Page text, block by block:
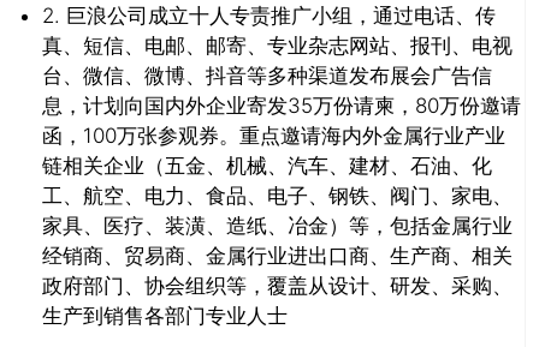
2. 巨浪公司成立十人专责推广小组，通过电话、传
真、短信、电邮、邮寄、专业杂志网站、报刊、电视
台、微信、微博、抖音等多种渠道发布展会广告信
息，计划向国内外企业寄发35万份请柬，80万份邀请
函，100万张参观券。重点邀请海内外金属行业产业
链相关企业（五金、机械、汽车、建材、石油、化
工、航空、电力、食品、电子、钢铁、阀门、家电、
家具、医疗、装潢、造纸、冶金）等，包括金属行业
经销商、贸易商、金属行业进出口商、生产商、相关
政府部门、协会组织等，覆盖从设计、研发、采购、
生产到销售各部门专业人士